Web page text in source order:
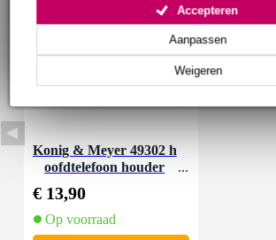
Weigeren
Aanpassen
Accepteren
Konig & Meyer 49302 h
oofdtelefoon houder
€ 13,90
Op voorraad